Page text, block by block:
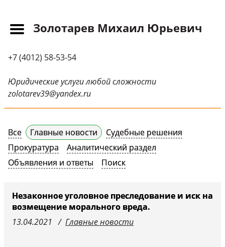
Прайс-лист
Новости
Обращения
Научные публикации
Контактная
Судебные решения
СМИ о нас
Золотарев Михаил Юрьевич
+7 (4012) 58-53-54
Юридические услуги любой сложности
zolotarev39@yandex.ru
Все Главные новости
Судебные решения
Прокуратура
Аналитический раздел
Объявления и ответы
Поиск
Незаконное уголовное преследование и иск на
возмещение морального вреда.
13.04.2021
Главные новости